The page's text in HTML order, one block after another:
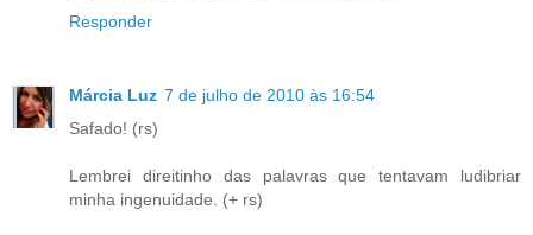
Responder
Márcia Luz 7 de julho de 2010 às 16:54
Safado! (rs)
Lembrei direitinho das palavras que tentavam ludibriar
minha ingenuidade. (+ rs)